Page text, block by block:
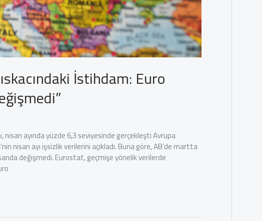
İstihdam: Euro
nisan ayında yüzde 6,3 seviyesinde gerçekleşti Avrupa
nisan ayı işsizlik verilerini açıkladı. Buna göre, AB’de martta
değişmedi. Eurostat, geçmişe yönelik verilerde